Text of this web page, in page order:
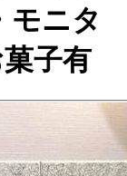
モニタ
子有